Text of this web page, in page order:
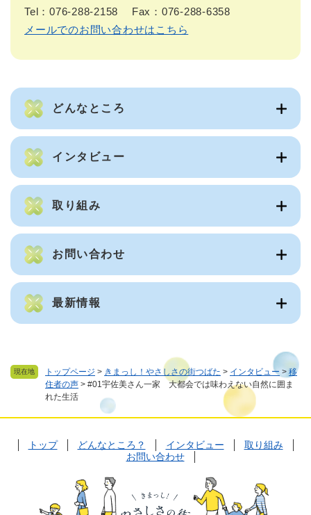
現在地 トップページ > きまっし！やさしさの街つばた > インタビュー > 移
住者の声 > #01宇佐美さん一家 大都会では味わえない自然に囲ま
れた生活
Tel：076-288-2158
Fax：076-288-6358
メールでのお問い合わせはこちら
どんなところ
インタビュー
取り組み
お問い合わせ
最新情報
トップ どんなところ？ インタビュー
取り組み
お問い合わせ